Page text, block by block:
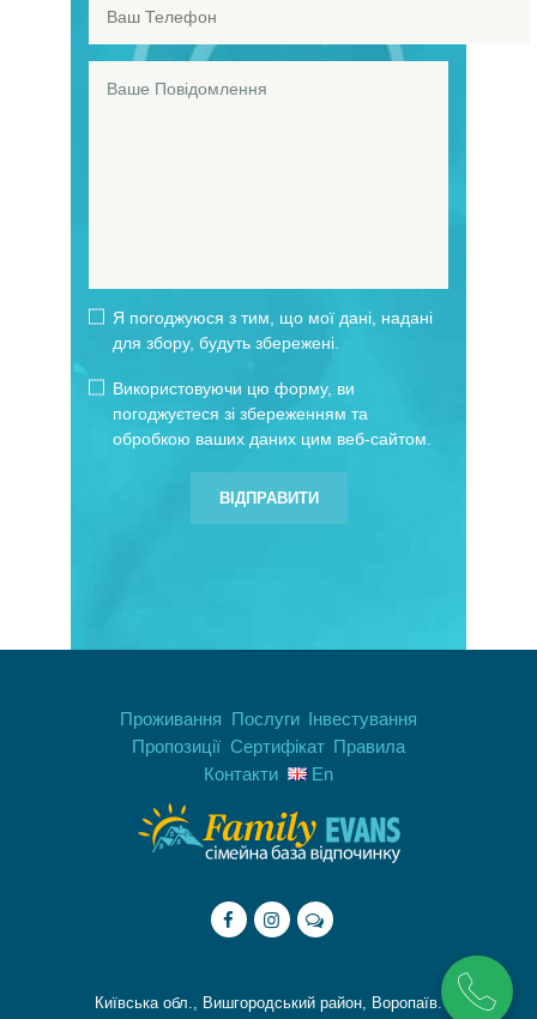
Я погоджуюся з тим, що мої дані, надані
для збору, будуть збережені.
Використовуючи цю форму, ви
погоджуєтеся зі збереженням та
обробкою ваших даних цим веб-сайтом.
Проживання Послуги
Інвестування
Пропозиції Сертифікат Правила
Контакти
En
Київська обл., Вишгородський район, Воропаїв.